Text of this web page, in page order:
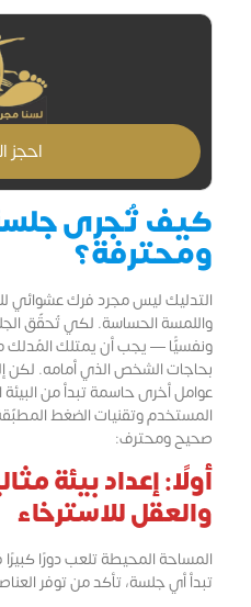
احجز
كيف تُجرى
ومحترفة؟
التدليك ليس مجرد فرك عشوائي
واللمسة الحساسة. لكي تُحقّق
ونفسيًّا — يجب أن يمتلك المُدلك
بحاجات الشخص الذي أمامه. لكن
عوامل أخرى حاسمة تبدأ من البيئة
المستخدم وتقنيات الضغط
صحيح ومحترف:
أولًا: إعداد بيئة
والعقل للاسترخاء
المساحة المحيطة تلعب دورًا كبيرًا
تبدأ أي جلسة، تأكد من توفر العناصر